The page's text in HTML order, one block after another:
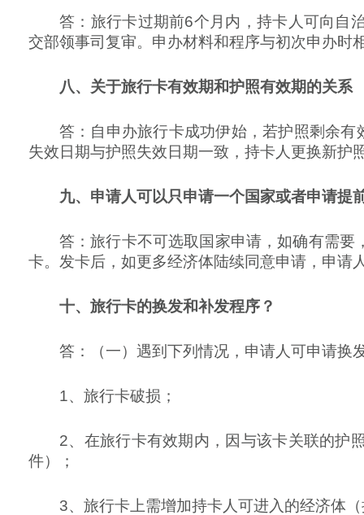
答：旅行卡过期前6个月内，持卡人可向自
交部领事司复审。申办材料和程序与初次申办时
八、关于旅行卡有效期和护照有效期的关系
答：自申办旅行卡成功伊始，若护照剩余
失效日期与护照失效日期一致，持卡人更换新护
九、申请人可以只申请一个国家或者申请提
答：旅行卡不可选取国家申请，如确有需
卡。发卡后，如更多经济体陆续同意申请，申请
十、旅行卡的换发和补发程序？
答：（一）遇到下列情况，申请人可申请换
1、旅行卡破损；
2、在旅行卡有效期内，因与该卡关联的护
件）；
3、旅行卡上需增加持卡人可进入的经济体